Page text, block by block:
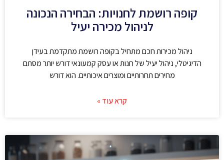
קופה רושמת לחנויות: הבחירה הנכונה
לניהול מכירה יעיל
ניהול מכירות חכם מתחיל בקופה רושמת מתקדמת בעידן
הדיגיטלי, ניהול יעיל של חנות או עסק קמעונאי דורש יותר מסתם
מחירים תחרותיים ומוצרים איכותיים. הוא דורש
קרא עוד »